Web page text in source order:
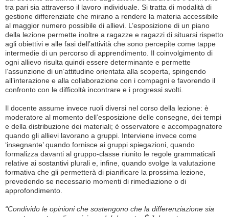
tra pari sia attraverso il lavoro individuale. Si tratta di modalità di
gestione differenziate che mirano a rendere la materia accessibile
al maggior numero possibile di allievi. L’esposizione di un piano
della lezione permette inoltre a ragazze e ragazzi di situarsi rispetto
agli obiettivi e alle fasi dell’attività che sono percepite come tappe
intermedie di un percorso di apprendimento. Il coinvolgimento di
ogni allievo risulta quindi essere determinante e permette
l’assunzione di un’attitudine orientata alla scoperta, spingendo
all’interazione e alla collaborazione con i compagni e favorendo il
confronto con le difficoltà incontrare e i progressi svolti.
Il docente assume invece ruoli diversi nel corso della lezione: è
moderatore al momento dell’esposizione delle consegne, dei tempi
e della distribuzione dei materiali; è osservatore e accompagnatore
quando gli allievi lavorano a gruppi. Interviene invece come
‘insegnante’ quando fornisce ai gruppi spiegazioni, quando
formalizza davanti al gruppo-classe riunito le regole grammaticali
relative ai sostantivi plurali e, infine, quando svolge la valutazione
formativa che gli permetterà di pianificare la prossima lezione,
prevedendo se necessario momenti di rimediazione o di
approfondimento.
“Condivido le opinioni che sostengono che la differenziazione sia